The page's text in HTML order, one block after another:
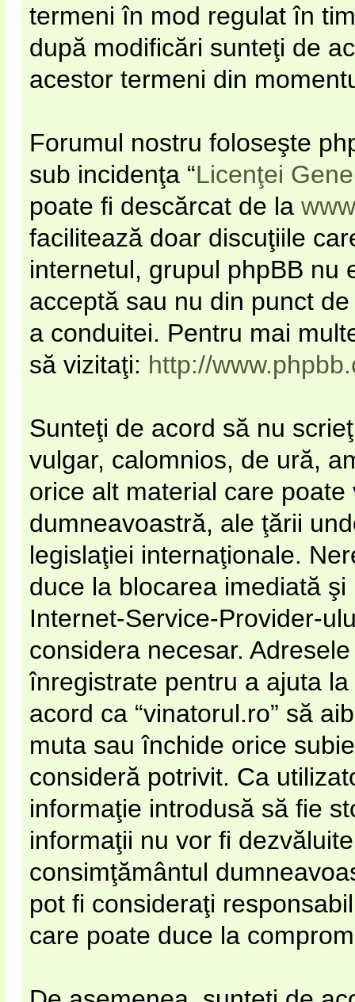
termeni în mod regulat în
după modificări sunteţi de
acestor termeni din
Forumul nostru foloseşte
sub incidenţa “Licenţei
poate fi descărcat de la
facilitează doar discuţiile
internetul, grupul phpBB nu
acceptă sau nu din punct
a conduitei. Pentru mai
să vizitaţi: http://
Sunteţi de acord să nu
vulgar, calomnios, de ură,
orice alt material care
dumneavoastră, ale ţării
legislaţiei internaţionale.
duce la blocarea imediată
Internet-Service-Provider-
considera necesar.
înregistrate pentru a ajuta
acord ca “vinatorul.ro” să
muta sau închide orice
consideră potrivit. Ca
informaţie introdusă să fie
informaţii nu vor fi
consimţământul
pot fi consideraţi
care poate duce la